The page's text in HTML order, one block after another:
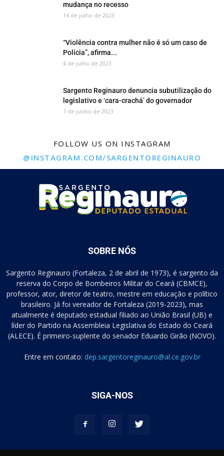
mudança no recesso
14 de julho de 2023
“Violência contra mulher não é só um caso de
Polícia”, afirma...
4 de julho de 2023
Sargento Reginauro denuncia subutilização do
legislativo e ‘cara-crachá’ do governador
7 de junho de 2023
FOLLOW US ON INSTAGRAM
@INSTAGRAM.COM/SARGENTOREGINAURO
SOBRE NÓS
Sargento Reginauro (Fortaleza, 2 de abril de 1973), é sargento da
reserva do Corpo de Bombeiros Militar do Ceará (CBMCE),
professor, ator, diretor de teatro, mestre em educação e político
brasileiro. Já foi vereador de Fortaleza (2019-2023), mas
atualmente é deputado estadual filiado ao União Brasil (UB) e
líder do Partido na Assembleia Legislativa do Estado do Ceará
(ALECE). É primeiro-suplente do senador Eduardo Girão (NOVO).
Entre em contato: dep.sargentoreginauro@al.ce.gov.br
SIGA-NOS